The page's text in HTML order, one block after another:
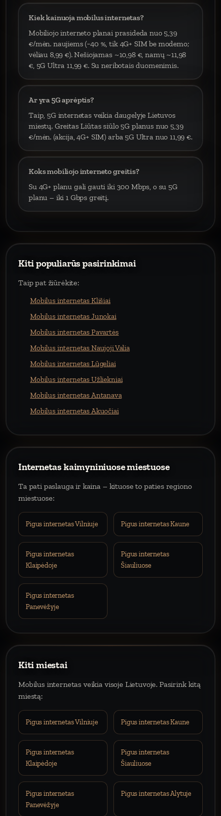
Kiek kainuoja mobilus internetas?
Mobiliojo interneto planai prasideda nuo 5,39
€/mėn. naujiems (−40 %, tik 4G+ SIM be modemo;
vėliau 8,99 €). Nešiojamas ~10,98 €, namų ~11,98
€, 5G Ultra 11,99 €. Su neribotais duomenimis.
Ar yra 5G aprėptis?
Taip, 5G internetas veikia daugelyje Lietuvos
miestų. Greitas Liūtas siūlo 5G planus nuo 5,39
€/mėn. (akcija, 4G+ SIM) arba 5G Ultra nuo 11,99 €.
Koks mobiliojo interneto greitis?
Su 4G+ planu gali gauti iki 300 Mbps, o su 5G
planu – iki 1 Gbps greitį.
Kiti populiarūs pasirinkimai
Taip pat žiūrėkite:
Mobilus internetas Klišiai
Mobilus internetas Junokai
Mobilus internetas Pavartės
Mobilus internetas Naujoji Valia
Mobilus internetas Lūgeliai
Mobilus internetas Užliekniai
Mobilus internetas Antanava
Mobilus internetas Akuočiai
Internetas kaimyniniuose miestuose
Ta pati paslauga ir kaina – kituose to paties regiono
miestuose:
Pigus internetas Vilniuje Pigus internetas Kaune
Pigus internetas
Klaipėdoje
Pigus internetas
Šiauliuose
Pigus internetas
Panevėžyje
Kiti miestai
Mobilus internetas veikia visoje Lietuvoje. Pasirink kitą
miestą:
Pigus internetas Vilniuje Pigus internetas Kaune
Pigus internetas
Klaipėdoje
Pigus internetas
Šiauliuose
Pigus internetas
Panevėžyje
Pigus internetas Alytuje